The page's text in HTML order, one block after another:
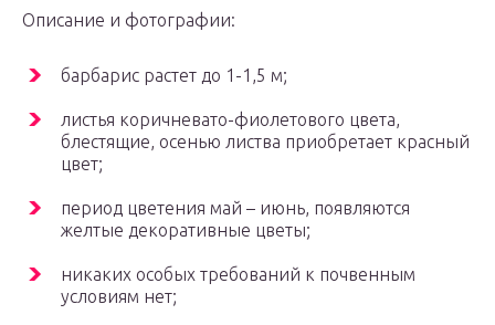
Описание и фотографии:
барбарис растет до 1-1,5 м;
листья коричневато-фиолетового цвета,
блестящие, осенью листва приобретает красный
цвет;
период цветения май – июнь, появляются
желтые декоративные цветы;
никаких особых требований к почвенным
условиям нет;